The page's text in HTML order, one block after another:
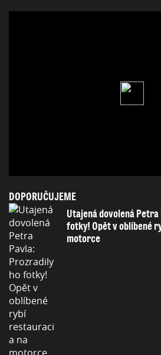
DOPORUČUJEME
Utajená dovolená
fotky! Opět v oblíbené
motorce